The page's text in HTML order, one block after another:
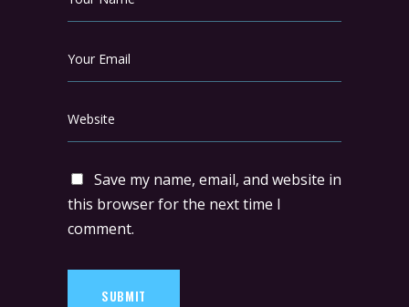
Save my name, email, and website in
this browser for the next time I
comment.
SUBMIT